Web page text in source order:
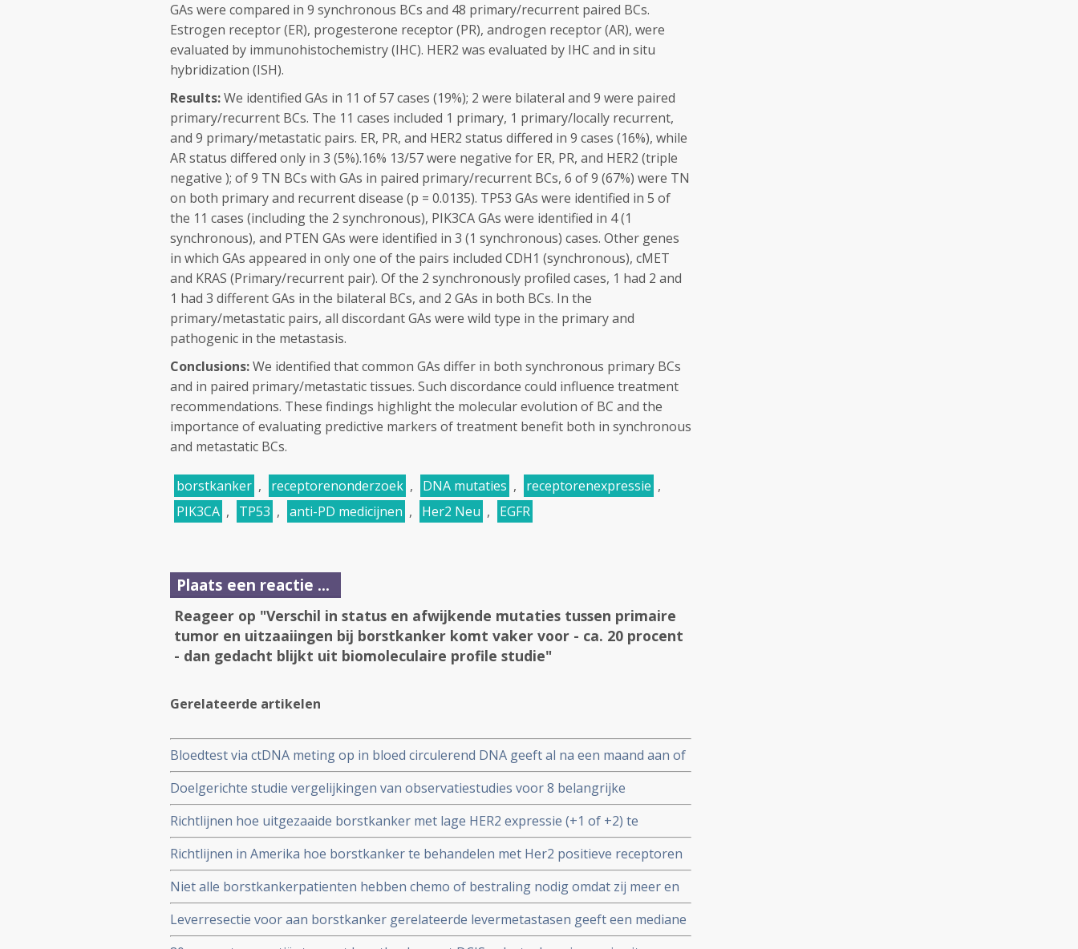
GAs were compared in 9 synchronous BCs and 48 primary/recurrent paired BCs.
Estrogen receptor (ER), progesterone receptor (PR), androgen receptor (AR), were
evaluated by immunohistochemistry (IHC). HER2 was evaluated by IHC and in situ
hybridization (ISH).
Results:We identified GAs in 11 of 57 cases (19%); 2 were bilateral and 9 were paired
primary/recurrent BCs. The 11 cases included 1 primary, 1 primary/locally recurrent,
and 9 primary/metastatic pairs. ER, PR, and HER2 status differed in 9 cases (16%), while
AR status differed only in 3 (5%).16% 13/57 were negative for ER, PR, and HER2 (triple
negative ); of 9 TN BCs with GAs in paired primary/recurrent BCs, 6 of 9 (67%) were TN
on both primary and recurrent disease (p = 0.0135). TP53 GAs were identified in 5 of
the 11 cases (including the 2 synchronous), PIK3CAGAs were identified in 4 (1
synchronous), and PTEN GAs were identified in 3 (1 synchronous) cases. Other genes
in which GAs appeared in only one of the pairs included CDH1 (synchronous), cMET
and KRAS (Primary/recurrent pair). Of the 2 synchronously profiled cases, 1 had 2 and
1 had 3 different GAs in the bilateral BCs, and 2 GAs in both BCs. In the
primary/metastatic pairs, all discordant GAs were wild type in the primary and
pathogenic in the metastasis.
Conclusions:We identified that common GAs differ in both synchronous primary BCs
and in paired primary/metastatic tissues. Such discordance could influence treatment
recommendations. These findings highlight the molecular evolution of BC and the
importance of evaluating predictive markers of treatment benefit both in synchronous
and metastatic BCs.
borstkanker , receptorenonderzoek , DNA mutaties , receptorenexpressie ,
PIK3CA , TP53 , anti-PD medicijnen , Her2 Neu , EGFR
Plaats een reactie ...
Reageer op "Verschil in status en afwijkende mutaties tussen primaire
tumor en uitzaaiingen bij borstkanker komt vaker voor - ca. 20 procent
- dan gedacht blijkt uit biomoleculaire profile studie"
Gerelateerde artikelen
Bloedtest via ctDNA meting op in bloed circulerend DNA geeft al na een maand aan of
behandelingen bij borstkanker effectief zijn of niet.
Doelgerichte studie vergelijkingen van observatiestudies voor 8 belangrijke
medicijnen voor uitgezaaide borstkanker in de klinische praktijk komen 7 van de 8
overeen met resultaten uit fase III studies
Richtlijnen hoe uitgezaaide borstkanker met lage HER2 expressie (+1 of +2) te
behandelen met of Sacituzumab govitecan of trastuzumab deruxtecan is door een
team van deskundigen in een officieel rapport vastgelegd
Richtlijnen in Amerika hoe borstkanker te behandelen met Her2 positieve receptoren
op basis van recente wetenschappelijke studies
Niet alle borstkankerpatienten hebben chemo of bestraling nodig omdat zij meer en
krachtigere immuuncellen (TIL) hebben die de borstkanker automatisch opruimt.
Leverresectie voor aan borstkanker gerelateerde levermetastasen geeft een mediane
ziektevrije overleving van 50 maanden en een 5-jaars overleving van 65 procent